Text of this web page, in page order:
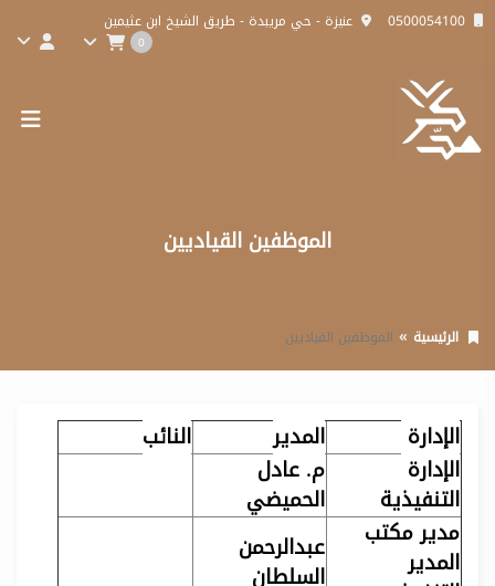
0500054100 عنيزة - حي مريبدة - طريق الشيخ ابن عثيمين
0
الموظفين القياديين
الرئيسية الموظفين القياديين
الإدارة المدير
النائب
الإدارة
التنفيذية
م. عادل
الحميضي
مدير مكتب
المدير عبدالرحمن
السلطان